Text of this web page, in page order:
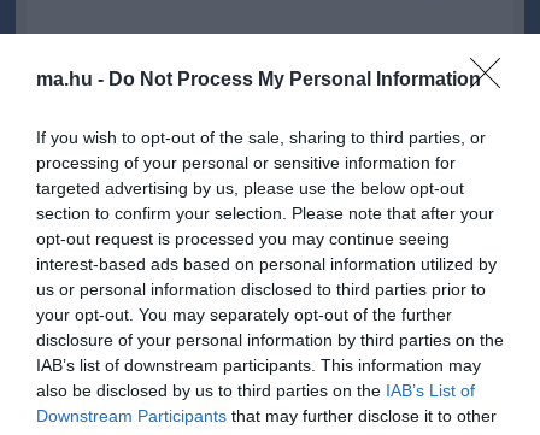
ma.hu - Do Not Process My Personal Information
If you wish to opt-out of the sale, sharing to third parties, or
processing of your personal or sensitive information for
targeted advertising by us, please use the below opt-out
section to confirm your selection. Please note that after your
opt-out request is processed you may continue seeing
interest-based ads based on personal information utilized by
us or personal information disclosed to third parties prior to
your opt-out. You may separately opt-out of the further
disclosure of your personal information by third parties on the
IAB’s list of downstream participants. This information may
also be disclosed by us to third parties on the IAB’s List of
Downstream Participants that may further disclose it to other
ma.hu
Fotó: Life (További képek a Galériában,
Csak a megrögzött
rajongóknak mond valamit az
a név, hogyStefani Germanotta, de ha azt mondjuk,Lady Gaga
már mindjárt többen felkapják a fejüket.
A frissGrammy-díjas énekesnő azonban mégis jobban szereti, ha
szex közben nem "gagázzák" őt, hanem igazi nevén szólítják.
Remélhetőleg szerelme, Luc Carlsem feledkezik meg erről az
elvárásról.
De ha már szex: a Pokerface előadójáról más is kiderült ezen a
téren, például most már tudjuk, hogy aki Lady Gaga-koncertre vesz
jegyet, az valójában egy gigantikus gruppenszexben vesz részt az